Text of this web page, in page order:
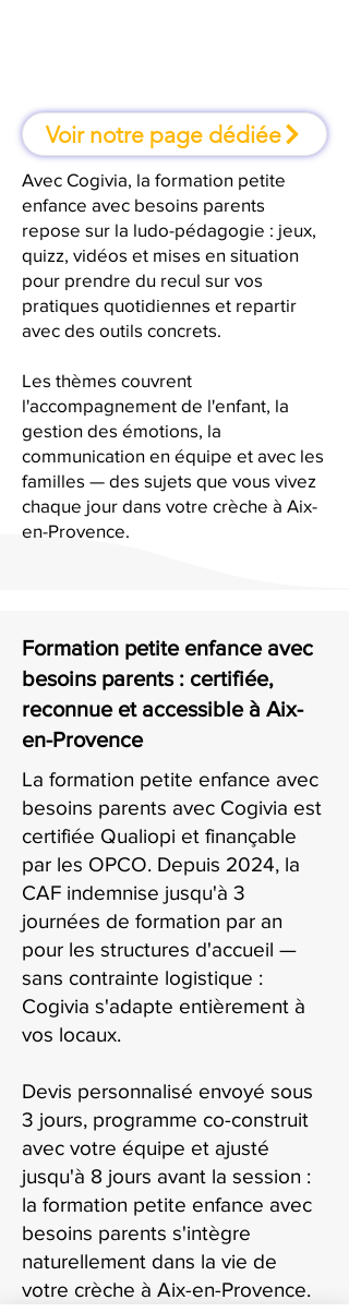
Voir notre page dédiée
Avec Cogivia, la formation petite
enfance avec besoins parents
repose sur la ludo-pédagogie : jeux,
quizz, vidéos et mises en situation
pour prendre du recul sur vos
pratiques quotidiennes et repartir
avec des outils concrets.
Les thèmes couvrent
l'accompagnement de l'enfant, la
gestion des émotions, la
communication en équipe et avec les
familles — des sujets que vous vivez
chaque jour dans votre crèche à Aix-
en-Provence.
Formation petite enfance avec
besoins parents : certifiée,
reconnue et accessible à Aix-
en-Provence
La formation petite enfance avec
besoins parents avec Cogivia est
certifiée Qualiopi et finançable
par les OPCO. Depuis 2024, la
CAF indemnise jusqu'à 3
journées de formation par an
pour les structures d'accueil —
sans contrainte logistique :
Cogivia s'adapte entièrement à
vos locaux.
Devis personnalisé envoyé sous
3 jours, programme co-construit
avec votre équipe et ajusté
jusqu'à 8 jours avant la session :
la formation petite enfance avec
besoins parents s'intègre
naturellement dans la vie de
votre crèche à Aix-en-Provence.